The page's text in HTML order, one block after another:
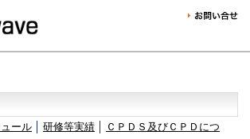
ール 研修等実績
ＣＰＤＳ及びＣＰＤにつ